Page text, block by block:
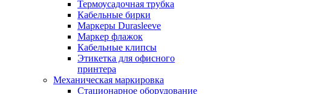
Термоусадочная трубка
Кабельные бирки
Маркеры Durasleeve
Маркер флажок
Кабельные клипсы
Этикетка для офисного
принтера
Механическая маркировка
Стационарное оборудование